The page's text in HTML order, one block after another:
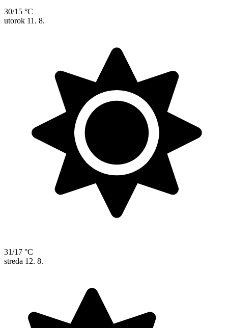
30/15 °C
utorok 11. 8.
31/17 °C
streda 12. 8.